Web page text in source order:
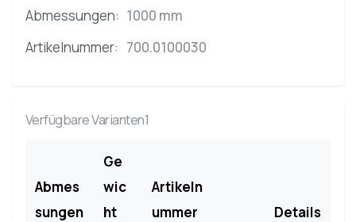
Abmessungen: 1000 mm
Artikelnummer: 700.0100030
Verfügbare Varianten1
Abmes
sungen
Ge
wic
ht
Artikeln
ummer
Details